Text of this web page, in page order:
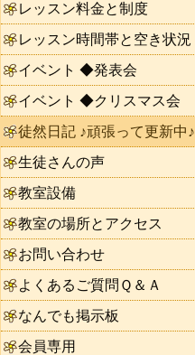
レッスン料金と制度
レッスン時間帯と空き状況
イベント ◆発表会
イベント ◆クリスマス会
徒然日記 ♪頑張って更新中♪
生徒さんの声
教室設備
教室の場所とアクセス
お問い合わせ
よくあるご質問Ｑ＆Ａ
なんでも掲示板
会員専用